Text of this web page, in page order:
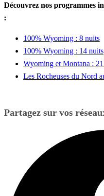
Découvrez nos programmes
:
100% Wyoming : 8 nuits
100% Wyoming : 14 nuits
Wyoming et Montana :
Les Rocheuses du Nord
Partagez sur vos